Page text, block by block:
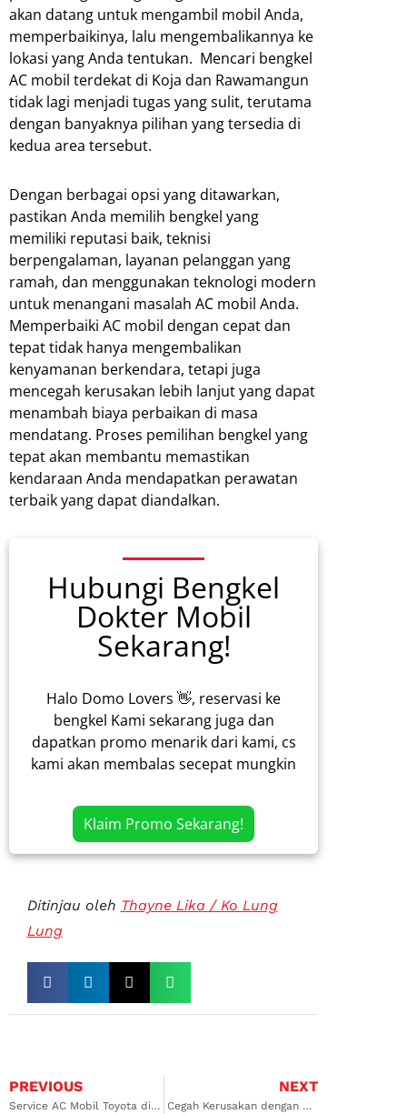
akan datang untuk mengambil mobil Anda,
memperbaikinya, lalu mengembalikannya ke
lokasi yang Anda tentukan. Mencari bengkel
AC mobil terdekat di Koja dan Rawamangun
tidak lagi menjadi tugas yang sulit, terutama
dengan banyaknya pilihan yang tersedia di
kedua area tersebut.
Dengan berbagai opsi yang ditawarkan,
pastikan Anda memilih bengkel yang
memiliki reputasi baik, teknisi
berpengalaman, layanan pelanggan yang
ramah, dan menggunakan teknologi modern
untuk menangani masalah AC mobil Anda.
Memperbaiki AC mobil dengan cepat dan
tepat tidak hanya mengembalikan
kenyamanan berkendara, tetapi juga
mencegah kerusakan lebih lanjut yang dapat
menambah biaya perbaikan di masa
mendatang. Proses pemilihan bengkel yang
tepat akan membantu memastikan
kendaraan Anda mendapatkan perawatan
terbaik yang dapat diandalkan.
Hubungi Bengkel
Dokter Mobil
Sekarang!
Halo Domo Lovers 👋, reservasi ke
bengkel Kami sekarang juga dan
dapatkan promo menarik dari kami, cs
kami akan membalas secepat mungkin
Klaim Promo Sekarang!
Ditinjau oleh Thayne Lika / Ko Lung
Lung
PREVIOUS
Service AC Mobil Toyota di Kalimalang: Layanan Berkualitas untuk Kenyamanan Berkendara
NEXT
Cegah Kerusakan dengan Ganti Oli Kompresor AC Koja dan Rawamangun Sekarang Juga